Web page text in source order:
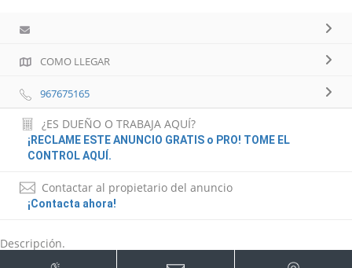
COMO LLEGAR
967675165
¿ES DUEÑO O TRABAJA AQUÍ?
¡RECLAME ESTE ANUNCIO GRATIS o PRO! TOME EL
CONTROL AQUÍ.
Contactar al propietario del anuncio
¡Contacta ahora!
Descripción.